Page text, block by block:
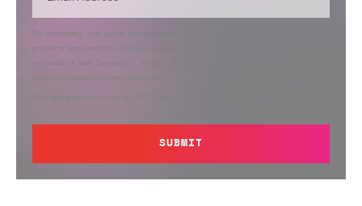
By submitting, you agree that Semperis may send you information regarding its
products and services, and use and process your personal information in
accordance with Semperis’
contacting privacy@semperis.com.
This site is protected by reCAPTCHA.
SUBMIT